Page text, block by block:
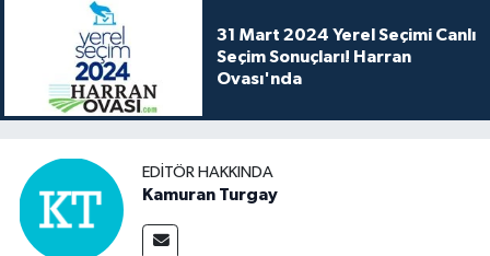
31 Mart 2024 Yerel Seçimi Canlı
Seçim Sonuçları! Harran
Ovası'nda
EDITÖR HAKKINDA
Kamuran Turgay